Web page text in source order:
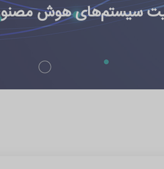
سیستم‌های هوش